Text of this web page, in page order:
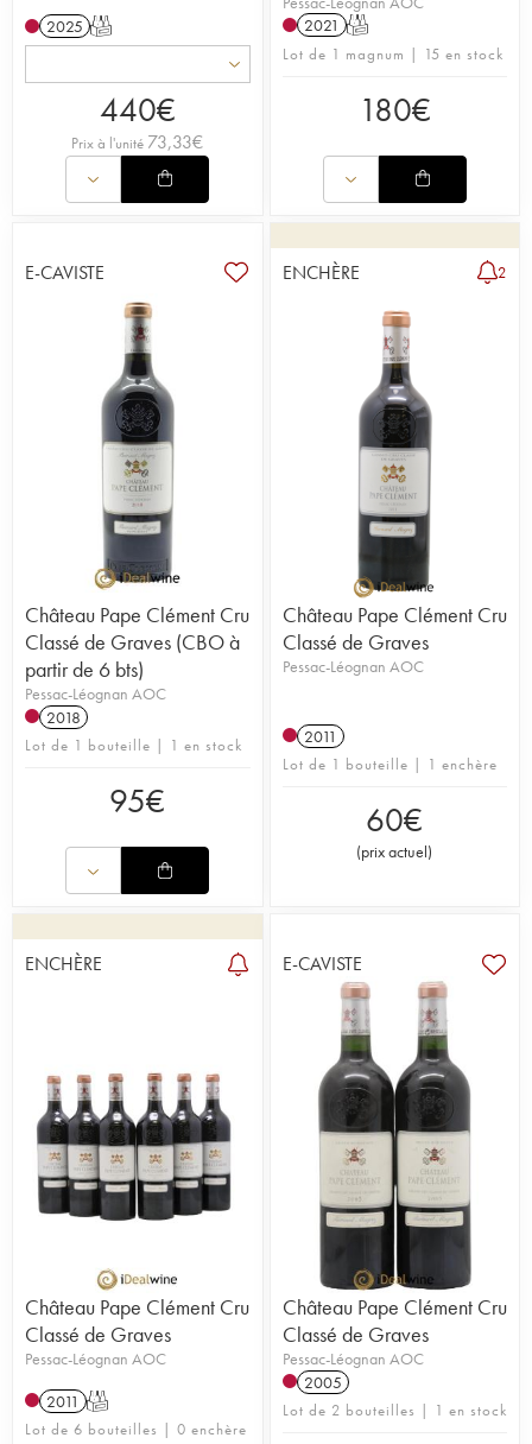
2025 T
440€
Prix à l'unité 73,33€
2021 T
Lot de 1 magnum | 15 en stock
180€
E-CAVISTE
Château Pape Clément Cru
Classé de Graves (CBO à
partir de 6 bts)
Pessac-Léognan AOC
2018
Lot de 1 bouteille | 1 en stock
95€
ENCHÈRE 2
Château Pape Clément Cru
Classé de Graves
Pessac-Léognan AOC
2011
Lot de 1 bouteille | 1 enchère
60€
(prix actuel)
ENCHÈRE
Château Pape Clément Cru
Classé de Graves
Pessac-Léognan AOC
2011 T
Lot de 6 bouteilles | 0 enchère
E-CAVISTE
Château Pape Clément Cru
Classé de Graves
Pessac-Léognan AOC
2005
Lot de 2 bouteilles | 1 en stock